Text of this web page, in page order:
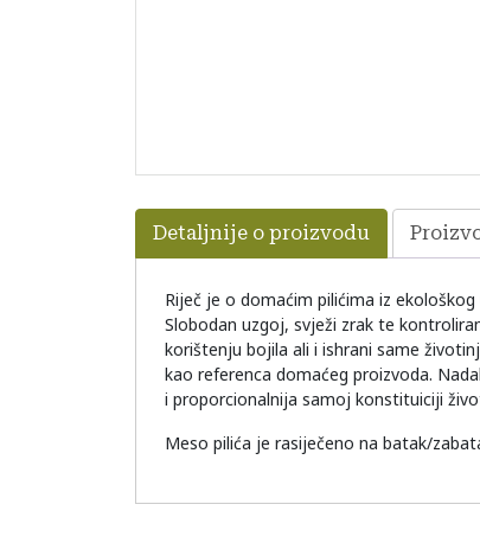
Detaljnije o proizvodu
Riječ je o domaćim pilićima iz
Slobodan uzgoj, svježi zrak te
korištenju bojila ali i ishrani same
kao referenca domaćeg proizvoda.
i proporcionalnija samoj konstituiciji
Meso pilića je rasiječeno na batak/